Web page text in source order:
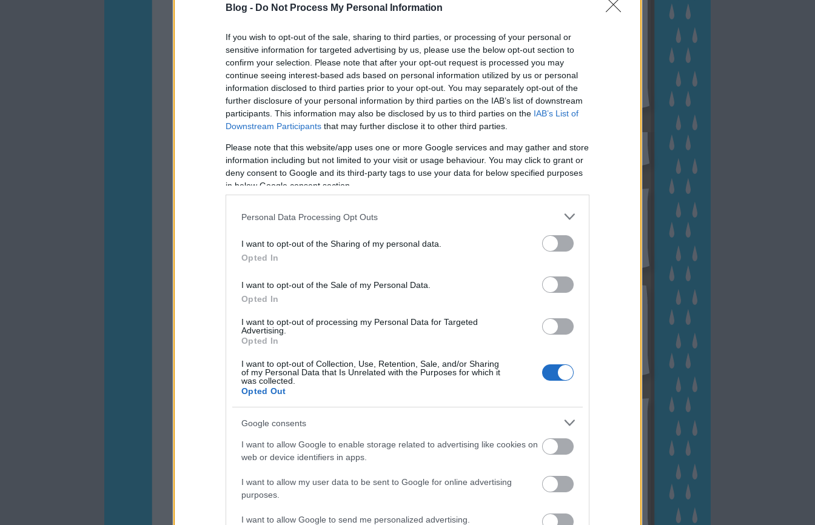
Blog - Do Not Process My Personal Information
If you wish to opt-out of the sale, sharing to third parties, or processing of your personal or
sensitive information for targeted advertising by us, please use the below opt-out section to
confirm your selection. Please note that after your opt-out request is processed you may
continue seeing interest-based ads based on personal information utilized by us or personal
information disclosed to third parties prior to your opt-out. You may separately opt-out of the
further disclosure of your personal information by third parties on the IAB’s list of downstream
participants. This information may also be disclosed by us to third parties on the IAB’s List of
Downstream Participants that may further disclose it to other third parties.
Please note that this website/app uses one or more Google services and may gather and store
information including but not limited to your visit or usage behaviour. You may click to grant or
deny consent to Google and its third-party tags to use your data for below specified purposes
in below Google consent section.
Personal Data Processing Opt Outs
I want to opt-out of the Sharing of my personal data.
Opted In
I want to opt-out of the Sale of my Personal Data.
Opted In
I want to opt-out of processing my Personal Data for Targeted
Advertising.
Opted In
I want to opt-out of Collection, Use, Retention, Sale, and/or Sharing
of my Personal Data that Is Unrelated with the Purposes for which it
was collected.
Opted Out
Google consents
I want to allow Google to enable storage related to advertising like cookies on
web or device identifiers in apps.
I want to allow my user data to be sent to Google for online advertising
purposes.
I want to allow Google to send me personalized advertising.
Kertészete
Hírlevél feliratkozás
Archívum
2022 november
2022 szeptember
2022 augusztus
2022 április (
2021 december
2021 október